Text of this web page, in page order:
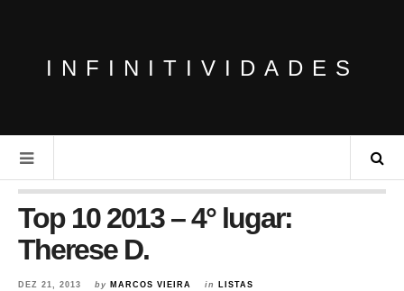
INFINITIVIDADES
Top 10 2013 – 4° lugar:
Therese D.
DEZ 21, 2013 by MARCOS VIEIRA in LISTAS